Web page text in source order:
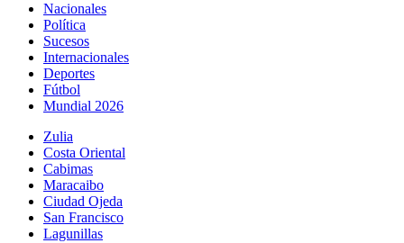
Nacionales
Política
Sucesos
Internacionales
Deportes
Fútbol
Mundial 2026
Zulia
Costa Oriental
Cabimas
Maracaibo
Ciudad Ojeda
San Francisco
Lagunillas